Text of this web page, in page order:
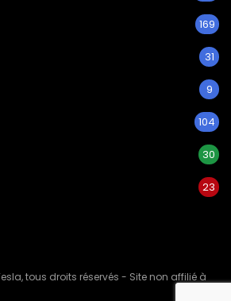
169
31
9
104
30
23
tous droits réservés - Site non affilié à